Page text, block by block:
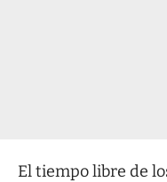
El tiempo libre de